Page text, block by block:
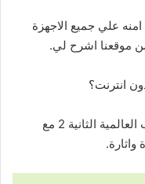
نعم لعبة الحرب العالمية الثانية 2 امنه علي جميع الاجهزة
من موقعنا اشرح لي.
انترنت؟
بالتاكيد يمكنك يمكنك لعب الحرب العالمية الثانية 2 مع